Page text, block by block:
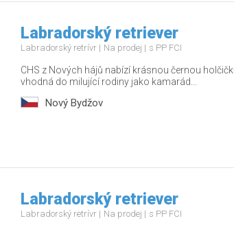
Labradorský retriever
Labradorský retrívr Na prodej s PP FCI
CHS z Nových hájů nabízí krásnou černou
vhodná do milující rodiny jako kamarád...
Nový Bydžov
Labradorský retriever
Labradorský retrívr Na prodej s PP FCI